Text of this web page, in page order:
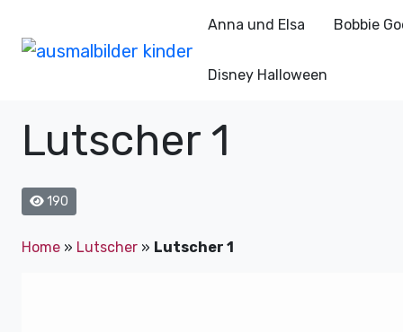
Anna und Elsa Bobbie
Disney Halloween
Lutscher 1
190
Home » Lutscher » Lutscher 1